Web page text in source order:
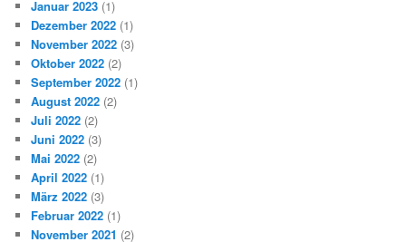
Januar 2023 (1)
Dezember 2022 (1)
November 2022 (3)
Oktober 2022 (2)
September 2022 (1)
August 2022 (2)
Juli 2022 (2)
Juni 2022 (3)
Mai 2022 (2)
April 2022 (1)
März 2022 (3)
Februar 2022 (1)
November 2021 (2)